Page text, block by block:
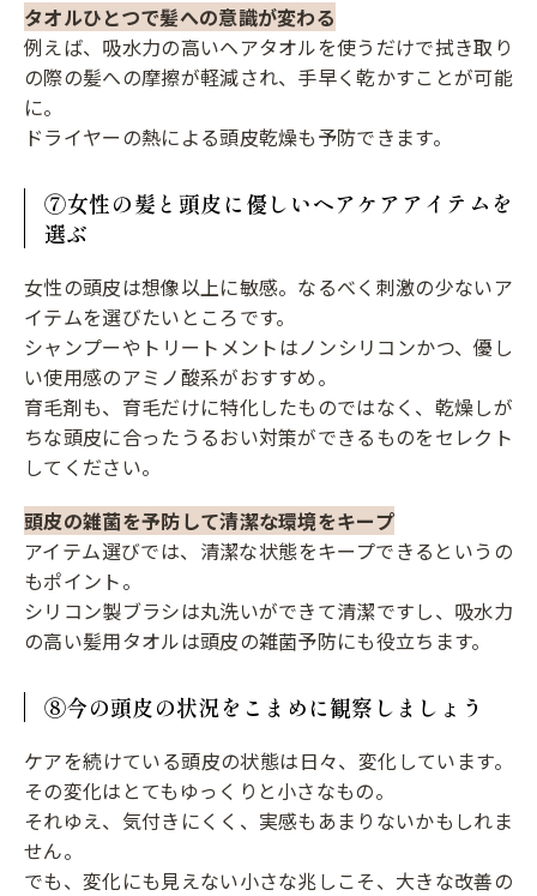
タオルひとつで髪への意識が変わる
例えば、吸水力の高いヘアタオルを使うだけで拭き取り
の際の髪への摩擦が軽減され、手早く乾かすことが可能
に。
ドライヤーの熱による頭皮乾燥も予防できます。
⑦女性の髪と頭皮に優しいヘアケアアイテムを
選ぶ
女性の頭皮は想像以上に敏感。なるべく刺激の少ないア
イテムを選びたいところです。
シャンプーやトリートメントはノンシリコンかつ、優し
い使用感のアミノ酸系がおすすめ。
育毛剤も、育毛だけに特化したものではなく、乾燥しが
ちな頭皮に合ったうるおい対策ができるものをセレクト
してください。
頭皮の雑菌を予防して清潔な環境をキープ
アイテム選びでは、清潔な状態をキープできるというの
もポイント。
シリコン製ブラシは丸洗いができて清潔ですし、吸水力
の高い髪用タオルは頭皮の雑菌予防にも役立ちます。
⑧今の頭皮の状況をこまめに観察しましょう
ケアを続けている頭皮の状態は日々、変化しています。
その変化はとてもゆっくりと小さなもの。
それゆえ、気付きにくく、実感もあまりないかもしれま
せん。
でも、変化にも見えない小さな兆しこそ、大きな改善の